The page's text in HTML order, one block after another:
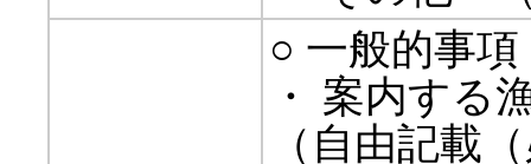
○ 一般的事項
・ 案内する
（自由記